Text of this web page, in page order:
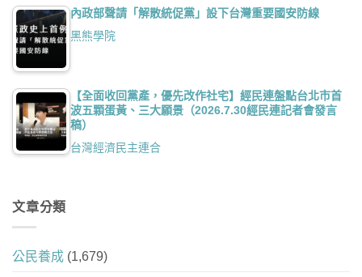
內政部聲請「解散統促黨」設下台灣重要國安防線
黑熊學院
【全面收回黨產，優先改作社宅】經民連盤點台北市首
波五顆蛋黃、三大願景（2026.7.30經民連記者會發言
稿）
台灣經濟民主連合
文章分類
公民養成 (1,679)